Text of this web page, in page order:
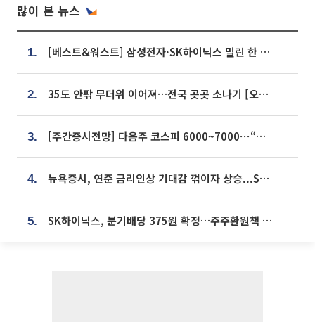
많이 본 뉴스
1. [베스트&워스트] 삼성전자·SK하이닉스 밀린 한 주…상상인증권은 85% 급등
2. 35도 안팎 무더위 이어져…전국 곳곳 소나기 [오늘 날씨]
3. [주간증시전망] 다음주 코스피 6000~7000⋯“外人 수급은 정책이 변수”
4. 뉴욕증시, 연준 금리인상 기대감 꺾이자 상승...S&P500 사상 최고치 [종합]
5. SK하이닉스, 분기배당 375원 확정…주주환원책 9월로 앞당겨 발표